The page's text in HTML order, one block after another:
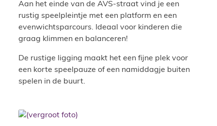
Aan het einde van de AVS-straat vind je een
rustig speelpleintje met een platform en een
evenwichtsparcours. Ideaal voor kinderen die
graag klimmen en balanceren!
De rustige ligging maakt het een fijne plek voor
een korte speelpauze of een namiddagje buiten
spelen in de buurt.